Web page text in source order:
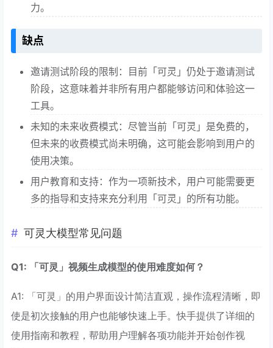
力。
缺点
邀请测试阶段的限制：目前「可灵」仍处于邀请测试
阶段，这意味着并非所有用户都能够访问和体验这一
工具。
未知的未来收费模式：尽管当前「可灵」是免费的，
但未来的收费模式尚未明确，这可能会影响到用户的
使用决策。
用户教育和支持：作为一项新技术，用户可能需要更
多的指导和支持来充分利用「可灵」的所有功能。
可灵大模型常见问题
Q1: 「可灵」视频生成模型的使用难度如何？
A1: 「可灵」的用户界面设计简洁直观，操作流程清晰，即
使是初次接触的用户也能够快速上手。快手提供了详细的
使用指南和教程，帮助用户理解各项功能并开始创作视